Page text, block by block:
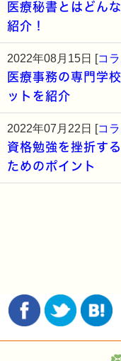
医療秘書とはどん
紹介！
2022年08月15日 [コ
医療事務の専門学
ットを紹介
2022年07月22日 [コ
資格勉強を挫折す
ためのポイント